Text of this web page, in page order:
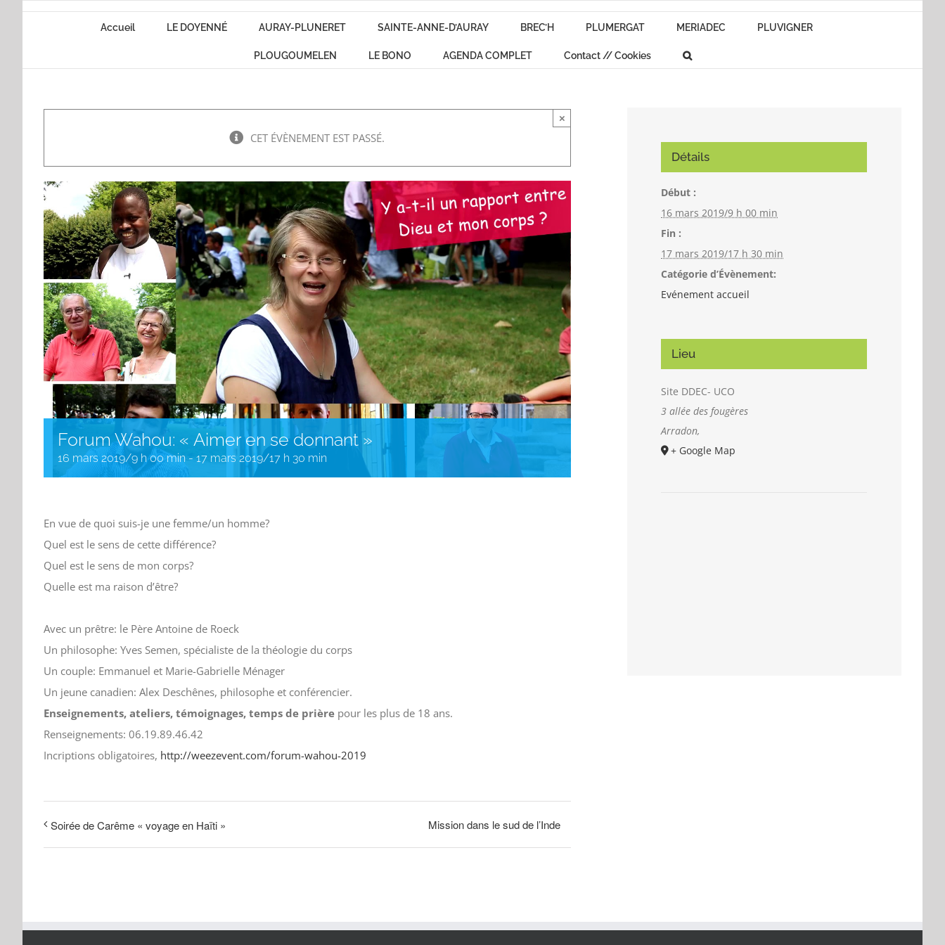
Passer
Accueil LE DOYENNÉ AURAY-PLUNERET SAINTE-ANNE-D’AURAY BREC’H PLUMERGAT MERIADEC PLUVIGNER
PLOUGOUMELEN LE BONO AGENDA COMPLET Contact // Cookies
CET ÉVÈNEMENT EST PASSÉ.
×
Forum Wahou: « Aimer en se donnant »
16 mars 2019/9 h 00 min - 17 mars 2019/17 h 30 min
En vue de quoi suis-je une femme/un homme?
Quel est le sens de cette différence?
Quel est le sens de mon corps?
Quelle est ma raison d’être?
Avec un prêtre: le Père Antoine de Roeck
Un philosophe: Yves Semen, spécialiste de la théologie du corps
Un couple: Emmanuel et Marie-Gabrielle Ménager
Un jeune canadien: Alex Deschênes, philosophe et conférencier.
Enseignements, ateliers, témoignages, temps de prière pour les plus de 18 ans.
Renseignements: 06.19.89.46.42
Incriptions obligatoires, http://weezevent.com/forum-wahou-2019
Soirée de Carême « voyage en Haïti » Mission dans le sud de l’Inde
Détails
Début :
16 mars 2019/9 h 00 min
Fin :
17 mars 2019/17 h 30 min
Catégorie d’Évènement:
Evénement accueil
Lieu
Site DDEC- UCO
3 allée des fougères
Arradon,
+ Google Map